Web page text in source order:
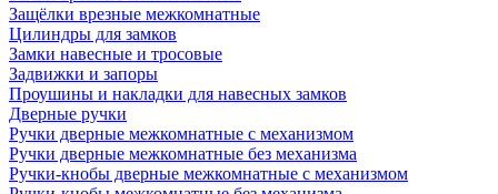
Защёлки врезные межкомнатные
Цилиндры для замков
Замки навесные и тросовые
Задвижки и запоры
Проушины и накладки для навесных замков
Дверные ручки
Ручки дверные межкомнатные с механизмом
Ручки дверные межкомнатные без механизма
Ручки-кнобы дверные межкомнатные с механизмом